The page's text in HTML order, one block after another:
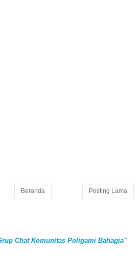
Posting Lama
Beranda
Chat Komunitas Poligami Bahagia"